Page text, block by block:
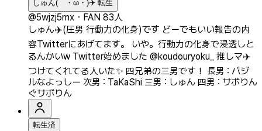
しゅん( ・ω・)✈️ 転生
@5wjzj5mx ・ FAN 83人
しゅん✈️(圧男 行動力の化身)です どーでもいい報告の内
容Twitterにあげてます。 いや。行動力の化身で浸透しと
るんかいw Twitter始めました @koudouryoku_ 推しマ✈️
つけてくれてる人いた✨ 四兄弟の三男です！ 長男 : バジ
ルなよっしー 次男 : TaKaShi 三男 : しゅん 四男 : サボりん
ぐサボりん
転生済